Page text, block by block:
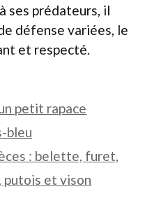
ses prédateurs, il
défense variées, le
et respecté.
petit rapace
bleu
: belette, furet,
putois et vison